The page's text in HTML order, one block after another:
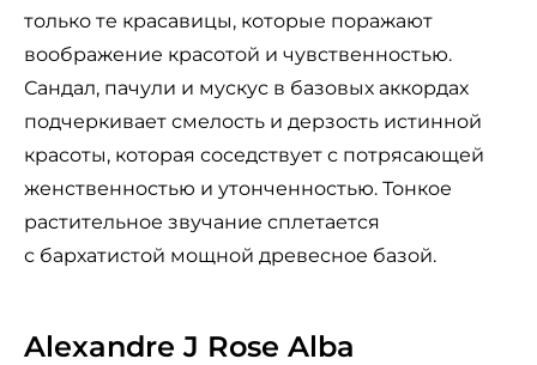
только те красавицы, которые поражают
воображение красотой и чувственностью.
Сандал, пачули и мускус в базовых аккордах
подчеркивает смелость и дерзость истинной
красоты, которая соседствует с потрясающей
женственностью и утонченностью. Тонкое
растительное звучание сплетается
с бархатистой мощной древесное базой.
Alexandre J Rose Alba